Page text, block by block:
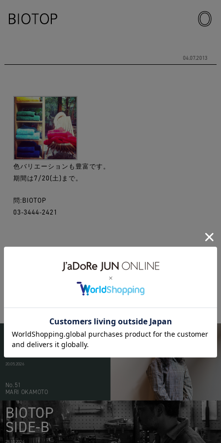
04.07.2013
色バリエーションも豊富です。
期間は7/20(土)まで。
問:BIOTOP
03-3444-2421
BIOTOP
PEOPLE
20.05.2026
No.51
MARI OKAMOTO
BIOTOP
SIDE-B
28.10.2024